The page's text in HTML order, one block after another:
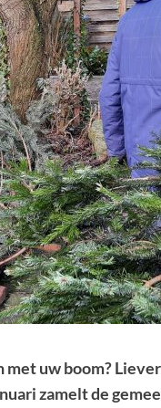
uw boom?
zamelt de